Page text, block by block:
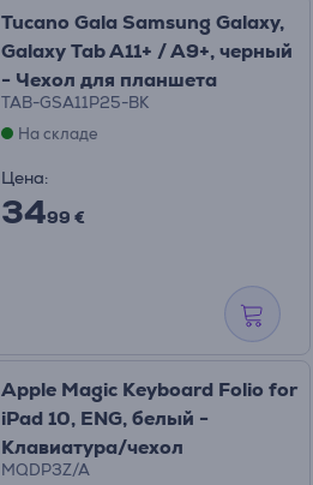
Tucano Gala Samsung Galaxy,
Galaxy Tab A11+ / A9+, черный
- Чехол для планшета
TAB-GSA11P25-BK
На складе
Цена:
3499 €
Apple Magic Keyboard Folio for
iPad 10, ENG, белый -
Клавиатура/чехол
MQDP3Z/A